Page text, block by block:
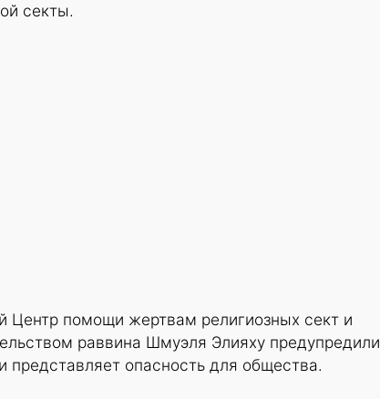
секты.
Центр помощи жертвам религиозных сект и
раввина Шмуэля Элияху предупредили
опасность для общества.